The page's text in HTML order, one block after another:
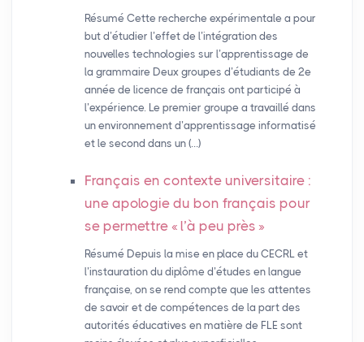
Résumé Cette recherche expérimentale a pour
but d’étudier l’effet de l’intégration des
nouvelles technologies sur l’apprentissage de
la grammaire Deux groupes d’étudiants de 2e
année de licence de français ont participé à
l’expérience. Le premier groupe a travaillé dans
un environnement d’apprentissage informatisé
et le second dans un (…)
Français en contexte universitaire :
une apologie du bon français pour
se permettre « l’à peu près »
Résumé Depuis la mise en place du CECRL et
l’instauration du diplôme d’études en langue
française, on se rend compte que les attentes
de savoir et de compétences de la part des
autorités éducatives en matière de FLE sont